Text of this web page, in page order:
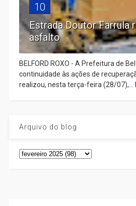
10
Estrada Doutor Farrula
asfalto
BELFORD ROXO - A Prefeitura de
continuidade às ações de
realizou, nesta terça-feira (28/07),...
Arquivo do blog